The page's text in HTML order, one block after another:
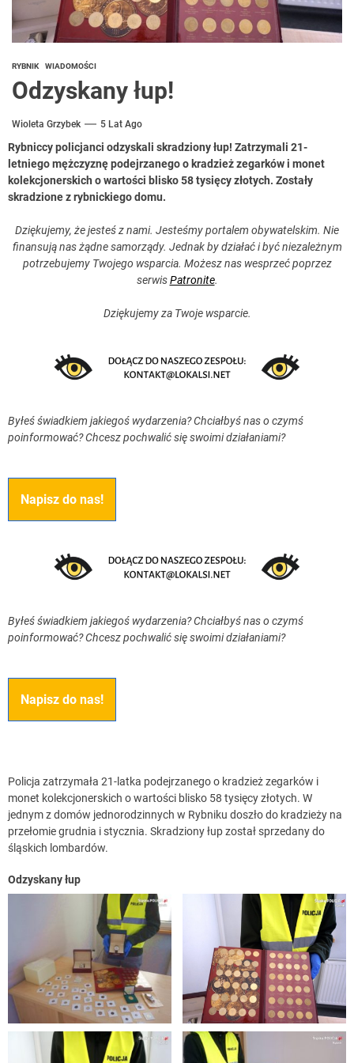
RYBNIK WIADOMOŚCI
Odzyskany łup!
Wioleta Grzybek 5 Lat Ago
Rybniccy policjanci odzyskali skradziony łup! Zatrzymali 21-
letniego mężczyznę podejrzanego o kradzież zegarków i monet
kolekcjonerskich o wartości blisko 58 tysięcy złotych. Zostały
skradzione z rybnickiego domu.
Dziękujemy, że jesteś z nami. Jesteśmy portalem obywatelskim. Nie
finansują nas żądne samorządy. Jednak by działać i być niezależnym
potrzebujemy Twojego wsparcia. Możesz nas wesprzeć poprzez
serwisPatronite.
Dziękujemy za Twoje wsparcie.
Byłeś świadkiem jakiegoś wydarzenia? Chciałbyś nas o czymś
poinformować? Chcesz pochwalić się swoimi działaniami?
Napisz do nas!
Byłeś świadkiem jakiegoś wydarzenia? Chciałbyś nas o czymś
poinformować? Chcesz pochwalić się swoimi działaniami?
Napisz do nas!
Policja zatrzymała 21-latka podejrzanego o kradzież zegarków i
monet kolekcjonerskich o wartości blisko 58 tysięcy złotych. W
jednym z domów jednorodzinnych w Rybniku doszło do kradzieży na
przełomie grudnia i stycznia. Skradziony łup został sprzedany do
śląskich lombardów.
Odzyskany łup